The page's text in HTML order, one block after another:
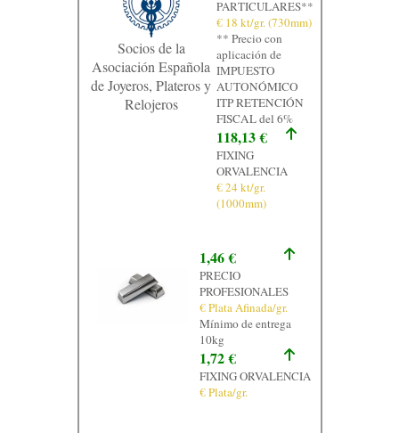
Socios de la
Asociación Española
de Joyeros, Plateros y
Relojeros
PARTICULARES**
€ 18 kt/gr. (730mm)
** Precio con
aplicación de
IMPUESTO
AUTONÓMICO
ITP RETENCIÓN
FISCAL del 6%
118,13 €
FIXING
ORVALENCIA
€ 24 kt/gr.
(1000mm)
1,46 €
PRECIO
PROFESIONALES
€ Plata Afinada/gr.
Mínimo de entrega
10kg
1,72 €
FIXING ORVALENCIA
€ Plata/gr.